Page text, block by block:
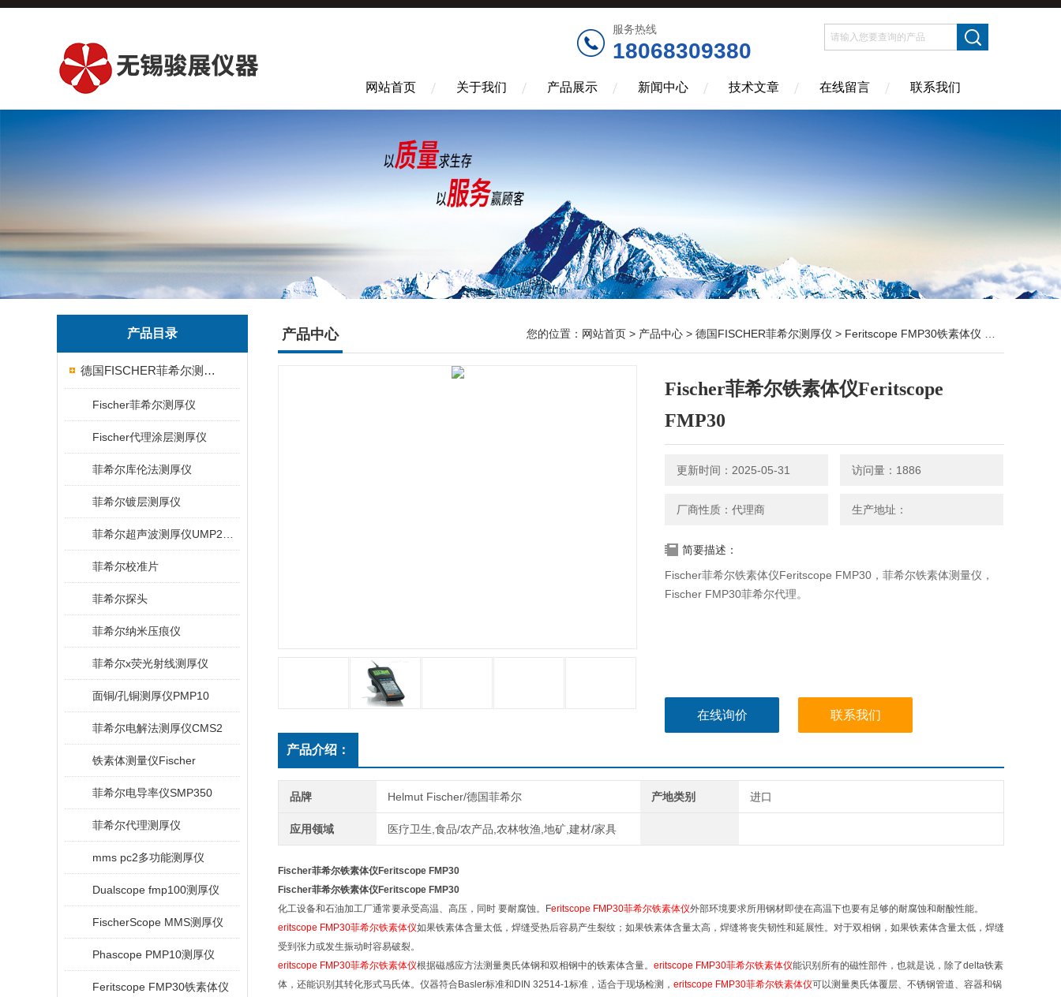
服务热线
18068309380
网站首页 关于我们 产品展示 新闻中心 技术文章 在线留言 联系我们
产品目录
德国FISCHER菲希尔测厚仪
Fischer菲希尔测厚仪
Fischer代理涂层测厚仪
菲希尔库伦法测厚仪
菲希尔镀层测厚仪
菲希尔校准片
菲希尔探头
菲希尔纳米压痕仪
菲希尔x荧光射线测厚仪
面铜/孔铜测厚仪PMP10
菲希尔电解法测厚仪CMS2
铁素体测量仪Fischer
菲希尔电导率仪SMP350
菲希尔代理测厚仪
mms pc2多功能测厚仪
Dualscope fmp100测厚仪
FischerScope MMS测厚仪
Phascope PMP10测厚仪
Feritscope FMP30铁素体仪
产品中心 您的位置： 网站首页 > 产品中心 > 德国FISCHER菲希尔测厚仪 > Feritscope FMP30铁素体仪
Fischer菲希尔铁素体仪Feritscope
FMP30
更新时间：2025-05-31 访问量：1886
厂商性质：代理商 生产地址：
简要描述：
Fischer菲希尔铁素体仪Feritscope FMP30，菲希尔铁素体测量仪，
Fischer FMP30菲希尔代理。
在线询价 联系我们
产品介绍：
品牌 Helmut Fischer/德国菲希尔 产地类别 进口
应用领域 医疗卫生,食品/农产品,农林牧渔,地矿,建材/家具
Fischer菲希尔铁素体仪Feritscope FMP30
Fischer菲希尔铁素体仪Feritscope FMP30
化工设备和石油加工厂通常要承受高温、高压，同时 要耐腐蚀。Feritscope FMP30菲希尔铁素体仪外部环境要求所用钢材即使在高温下也要有足够的耐腐蚀和耐酸性能。
eritscope FMP30菲希尔铁素体仪如果铁素体含量太低，焊缝受热后容易产生裂纹；如果铁素体含量太高，焊缝将丧失韧性和延展性。对于双相钢，如果铁素体含量太低，焊缝
受到张力或发生振动时容易破裂。
eritscope FMP30菲希尔铁素体仪根据磁感应方法测量奥氏体钢和双相钢中的铁素体含量。 eritscope FMP30菲希尔铁素体仪能识别所有的磁性部件，也就是说，除了delta铁素
体，还能识别其转化形式马氏体。仪器符合Basler标准和DIN 32514-1标准，适合于现场检测， eritscope FMP30菲希尔铁素体仪可以测量奥氏体覆层、不锈钢管道、容器和锅